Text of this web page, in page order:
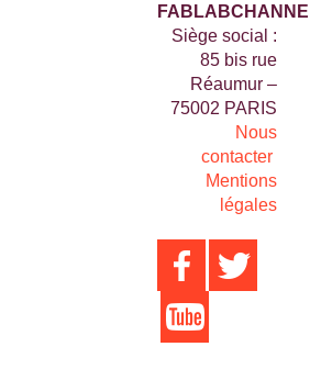
Siège social :
85 bis rue
Réaumur –
75002 PARIS
Nous
contacter
Mentions
légales